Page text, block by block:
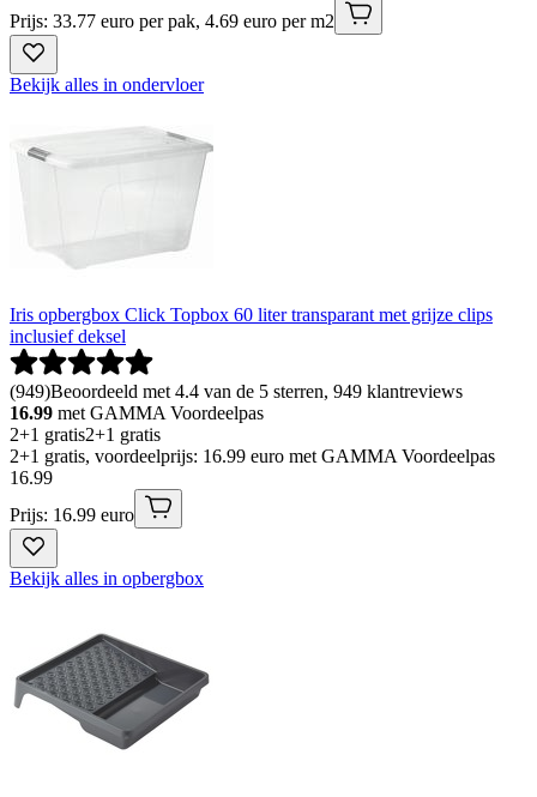
Prijs: 33.77 euro per pak, 4.69 euro per m2
Bekijk alles in ondervloer
Iris opbergbox Click Topbox 60 liter transparant met grijze clips
inclusief deksel
(949)Beoordeeld met 4.4 van de 5 sterren, 949 klantreviews
16.99 met GAMMA Voordeelpas
2+1 gratis2+1 gratis
2+1 gratis, voordeelprijs: 16.99 euro met GAMMA Voordeelpas
16.99
Prijs: 16.99 euro
Bekijk alles in opbergbox